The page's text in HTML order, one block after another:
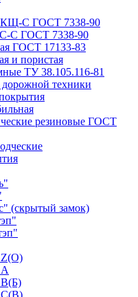
С ГОСТ 7338-90
С ГОСТ 7338-90
ГОСТ 17133-83
и пористая
ТУ 38.105.116-81
техники
резиновые ГОСТ
(скрытый замок)
Z(О)
В(Б)
С(В)